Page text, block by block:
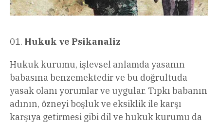
Hukuk ve Psikanaliz
Hukuk kurumu, işlevsel anlamda yasanın
babasına benzemektedir ve bu doğrultuda
yasak olanı yorumlar ve uygular. Tıpkı babanın
adının, özneyi boşluk ve eksiklik ile karşı
karşıya getirmesi gibi dil ve hukuk kurumu da